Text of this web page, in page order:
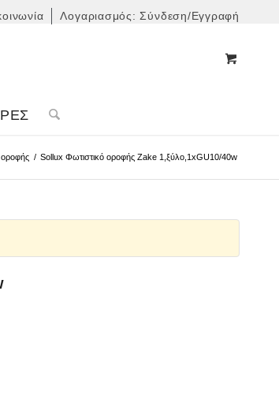
Λογαριασμός: Σύνδεση/Εγγραφή
οροφής / Sollux Φωτιστικό οροφής Zake 1,ξύλο,1xGU10/40w